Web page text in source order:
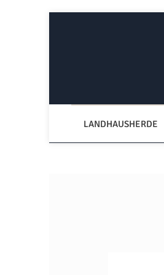
LANDHAUSHERDE